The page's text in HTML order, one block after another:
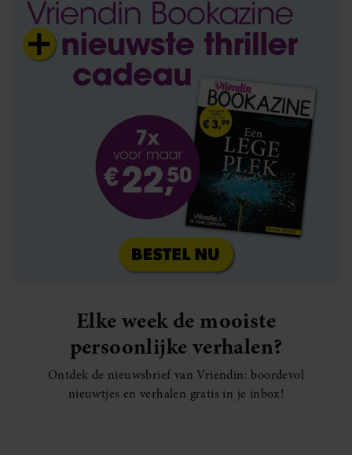
Elke week de mooiste
persoonlijke verhalen?
Ontdek de nieuwsbrief van Vriendin: boordevol
nieuwtjes en verhalen gratis in je inbox!